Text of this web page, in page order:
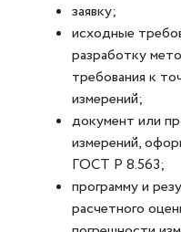
заявку;
исходные
разработку
требования к
измерений;
документ или
измерений,
ГОСТ Р 8.563;
программу и
расчетного